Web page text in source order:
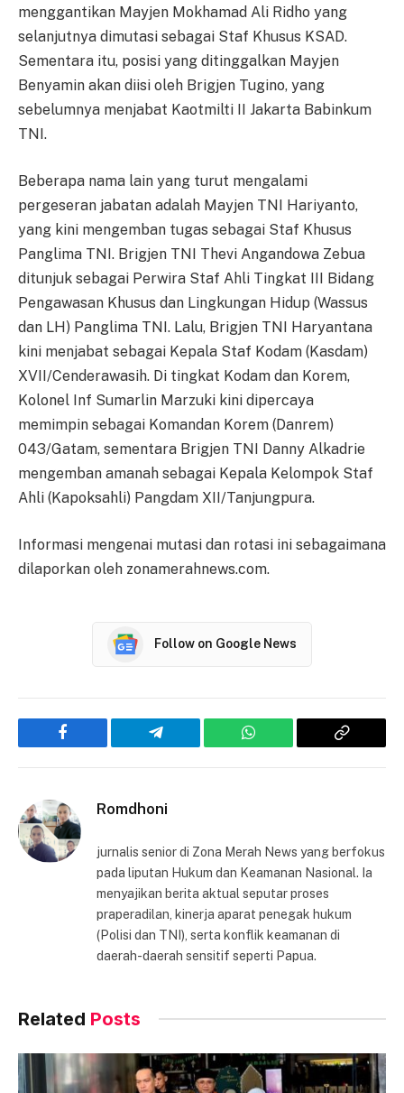
menggantikan Mayjen Mokhamad Ali Ridho yang
selanjutnya dimutasi sebagai Staf Khusus KSAD.
Sementara itu, posisi yang ditinggalkan Mayjen
Benyamin akan diisi oleh Brigjen Tugino, yang
sebelumnya menjabat Kaotmilti II Jakarta Babinkum
TNI.
Beberapa nama lain yang turut mengalami
pergeseran jabatan adalah Mayjen TNI Hariyanto,
yang kini mengemban tugas sebagai Staf Khusus
Panglima TNI. Brigjen TNI Thevi Angandowa Zebua
ditunjuk sebagai Perwira Staf Ahli Tingkat III Bidang
Pengawasan Khusus dan Lingkungan Hidup (Wassus
dan LH) Panglima TNI. Lalu, Brigjen TNI Haryantana
kini menjabat sebagai Kepala Staf Kodam (Kasdam)
XVII/Cenderawasih. Di tingkat Kodam dan Korem,
Kolonel Inf Sumarlin Marzuki kini dipercaya
memimpin sebagai Komandan Korem (Danrem)
043/Gatam, sementara Brigjen TNI Danny Alkadrie
mengemban amanah sebagai Kepala Kelompok Staf
Ahli (Kapoksahli) Pangdam XII/Tanjungpura.
Informasi mengenai mutasi dan rotasi ini sebagaimana
dilaporkan oleh zonamerahnews.com.
Follow on Google News
Facebook Telegram WhatsApp
Copy
Romdhoni
jurnalis senior di Zona Merah News yang berfokus
pada liputan Hukum dan Keamanan Nasional. Ia
menyajikan berita aktual seputar proses
praperadilan, kinerja aparat penegak hukum
(Polisi dan TNI), serta konflik keamanan di
daerah-daerah sensitif seperti Papua.
Related Posts